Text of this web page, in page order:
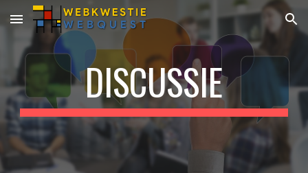
Skip to main content Skip to navigation
DISCUSSIE